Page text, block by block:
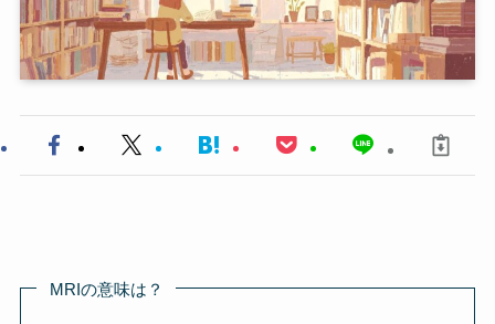
MRIの意味は？